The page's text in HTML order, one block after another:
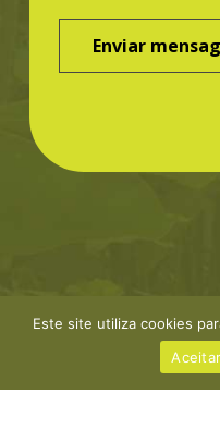
©Greenbond | site
Este site utiliza cookies
Aceitar